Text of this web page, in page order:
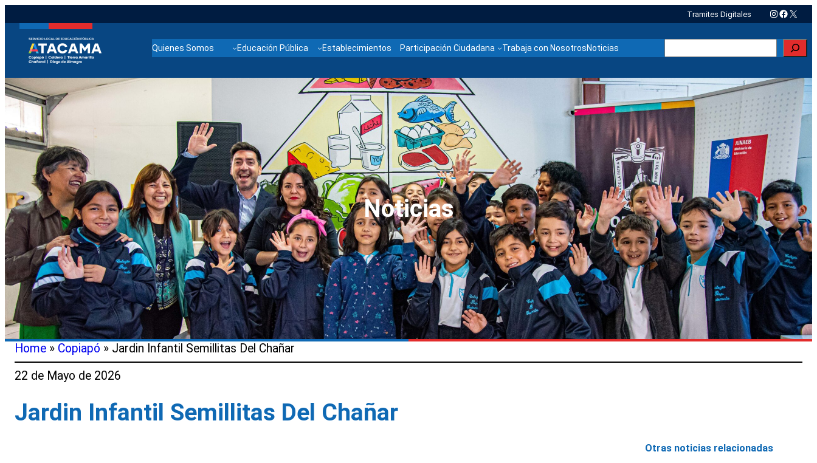
Tramites Digitales Instagram
X
Quienes Somos Educación Pública Establecimientos Participación Ciudadana Trabaja con NosotrosNoticias
Noticias
Home » Copiapó » Jardin Infantil Semillitas Del Chañar
22 de Mayo de 2026
Jardin Infantil Semillitas Del Chañar
Otras noticias relacionadas